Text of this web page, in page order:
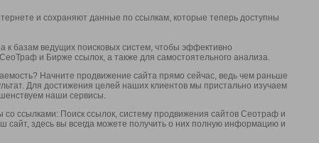
и сохраняют данные по ссылкам, которые теперь доступны
к базам ведущих поисковых систем, чтобы эффективно
и Бирже ссылок, а также для самостоятельного анализа.
Начните продвижение сайта прямо сейчас, ведь чем раньше
Для достижения целей наших клиентов мы пристально изучаем
наши сервисы.
ссылками: Поиск ссылок, систему продвижения сайтов Сеотраф и
сайт, здесь вы всегда можете получить о них полную информацию и